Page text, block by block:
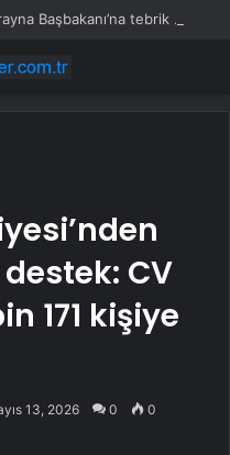
Çin Başbakanı Li Qiang’dan Ukrayna Başbakanı’na tebrik mesajı
CV
171 kişiye
13, 2026 0 0